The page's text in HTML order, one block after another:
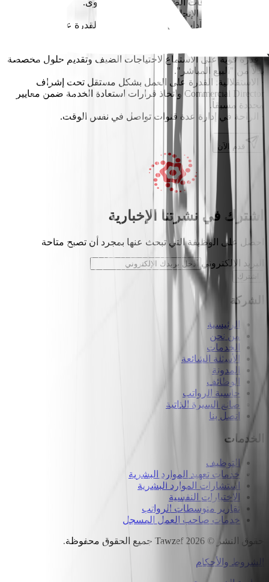
المتميزة، أو علاقات الضيوف الرفيعة المستوى.
· إجادة تامة للغة الإنجليزية (كتابة وتحدثاً).
· إتقان متميز لـ"آداب التواصل الرقمي" مع القدرة على نقل طابع
· قدرة قوية على الاستماع لاحتياجات الضيف وتقديم حلول مخصصة
بدلاً من "البيع المباشر".
· الاستقلالية: القدرة على العمل بشكل مستقل تحت إشراف
Commercial Director واتخاذ قرارات استعادة الخدمة ضمن معايير
محددة مسبقاً.
· الراحة في إدارة عدة قنوات تواصل في نفس الوقت.
قدم الآن
اشترك في نشرتنا الإخبارية
احصل على الوظيفة التي تبحث عنها بمجرد أن تصبح متاحة
البريد الإلكتروني
اشترك
الشركة
الرئيسية
من نحن
الخدمات
الأسئلة الشائعة
المدونة
الوظائف
حاسبة الرواتب
صانع السيرة الذاتية
اتصل بنا
الخدمات
التوظيف
خدمات تعهيد الموارد البشرية
استشارات الموارد البشرية
الاختبارات النفسية
تقارير متوسطات الرواتب
خدمات صاحب العمل المسجل
حقوق النشر ©
2026
Tawzef جميع الحقوق محفوظة.
الشروط والأحكام